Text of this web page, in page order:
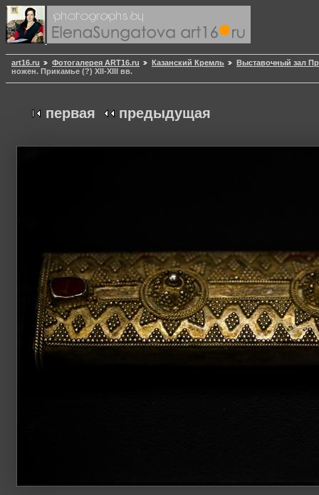
art16.ru Фотогалерея ART16.ru Казанский Кремль
Выставочный зал
ножен. Прикамье (?) XII-XIII вв.
первая предыдущая